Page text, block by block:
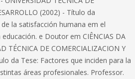
(2002) - Título da
la satisfacción humana em el
e Doutor em CIÊNCIAS DA
TÉCNICA DE COMERCIALIZACION Y
da Tese: Factores que inciden para la
áreas profesionales. Professor.